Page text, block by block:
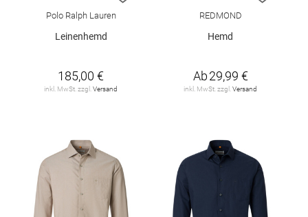
Polo Ralph Lauren
Leinenhemd
185,00 €
inkl. MwSt. zzgl.Versand
REDMOND
Hemd
Ab29,99 €
inkl. MwSt. zzgl.Versand